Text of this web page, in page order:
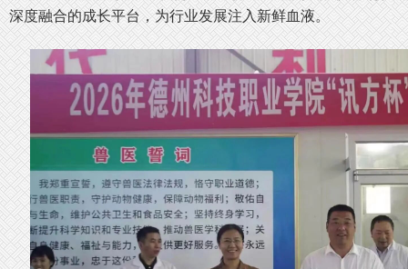
深度融合的成长平台，为行业发展注入新鲜血液。